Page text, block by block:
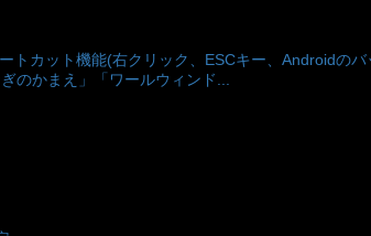
トカット機能(右クリック、ESCキー、Androidの
のかまえ」「ワールウィンド...